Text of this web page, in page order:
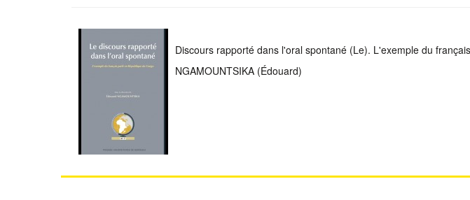
Discours rapporté dans l'oral spontané (Le). L'exemple du
NGAMOUNTSIKA (Édouard)